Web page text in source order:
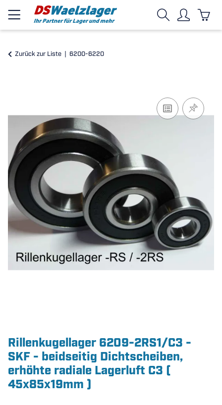
Zurück zur Liste 6200-6220
Rillenkugellager 6209-2RS1/C3 -
SKF - beidseitig Dichtscheiben,
erhöhte radiale Lagerluft C3 (
45x85x19mm )